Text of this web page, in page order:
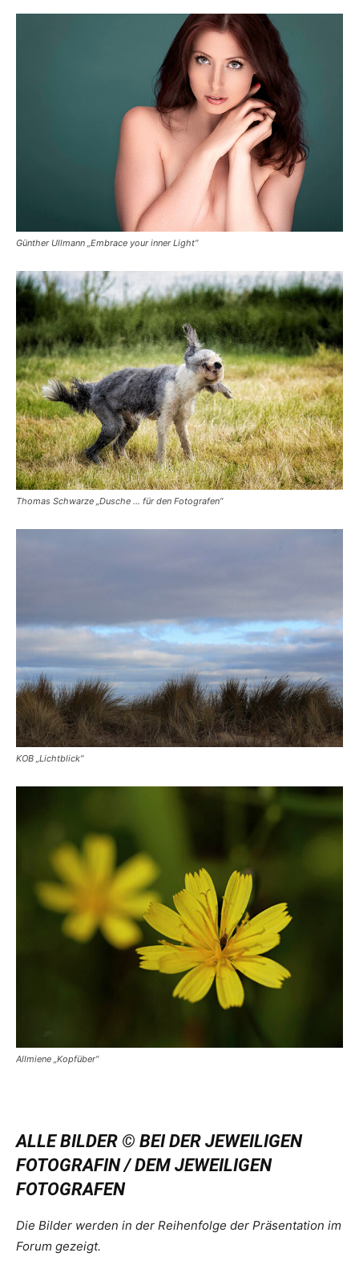
Günther Ullmann „Embrace your inner Light“
Thomas Schwarze „Dusche … für den Fotografen“
KOB „Lichtblick“
Allmiene „Kopfüber“
ALLE BILDER © BEI DER JEWEILIGEN
FOTOGRAFIN / DEM JEWEILIGEN
FOTOGRAFEN
Die Bilder werden in der Reihenfolge der Präsentation im
Forum gezeigt.